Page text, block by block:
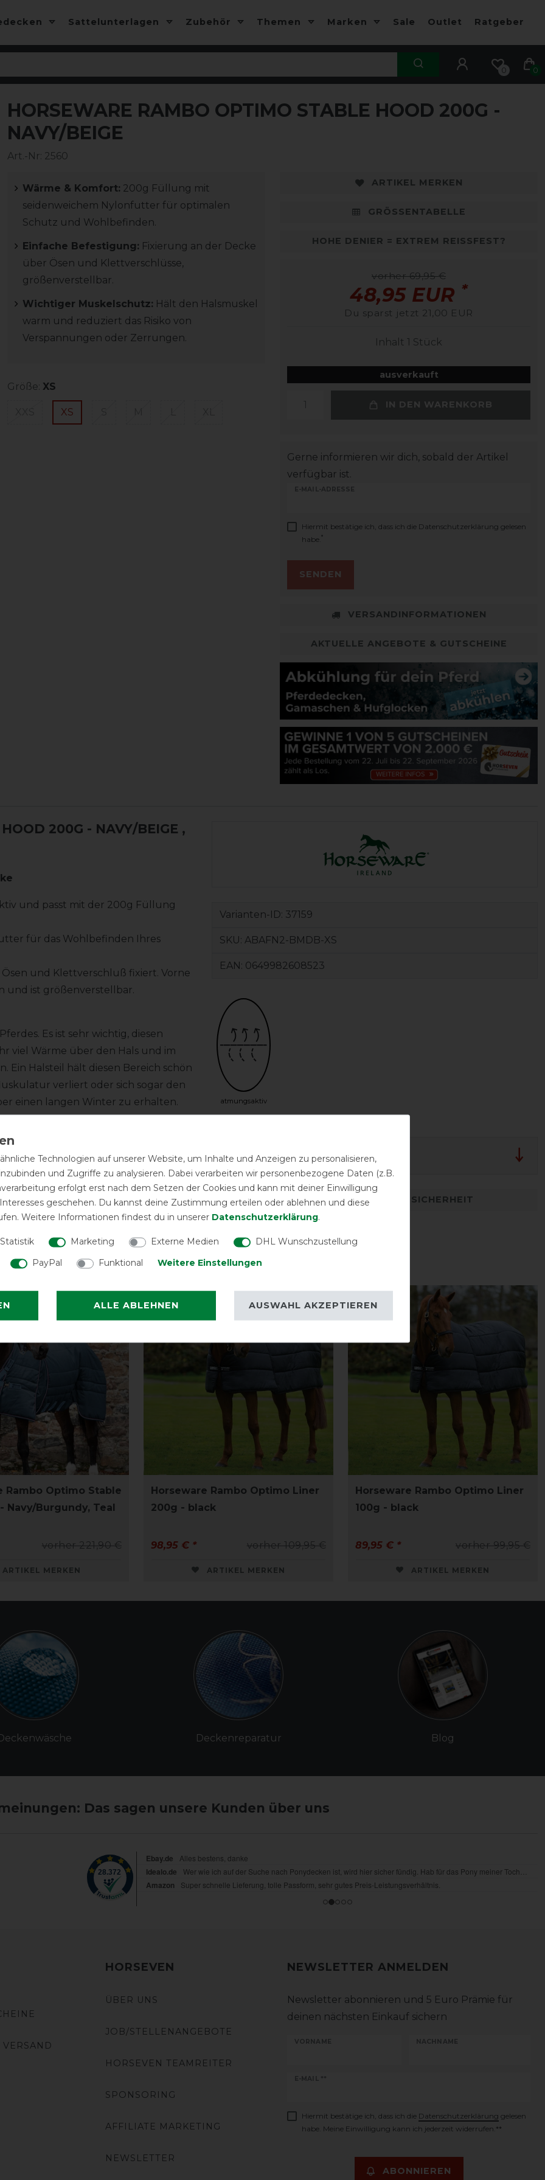
Sattelunterlagen Zubehör Themen Marken Sale Outlet Ratgeber
0 0
HORSEWARE RAMBO OPTIMO STABLE HOOD 200G -
NAVY/BEIGE
Art.-Nr: 2560
Wärme & Komfort: 200g Füllung mit
seidenweichem Nylonfutter für optimalen
Schutz und Wohlbefinden.
Einfache Befestigung: Fixierung an der Decke
über Ösen und Klettverschlüsse,
größenverstellbar.
Wichtiger Muskelschutz: Hält den Halsmuskel
warm und reduziert das Risiko von
Verspannungen oder Zerrungen.
Größe: XS
XS
ARTIKEL MERKEN
GRÖSSENTABELLE
HOHE DENIER = EXTREM REISSFEST?
vorher 69,95 €
48,95 EUR *
Du sparst jetzt 21,00 EUR
Inhalt 1 Stück
ausverkauft
IN DEN WARENKORB
Gerne informieren wir dich, sobald der Artikel
verfügbar ist.
E-MAIL-ADRESSE
Hiermit bestätige ich, dass ich die Daten­schutz­erklärung gelesen
habe. *
SENDEN
VERSANDINFORMATIONEN
AKTUELLE ANGEBOTE & GUTSCHEINE
200G - NAVY/BEIGE ,
und passt mit der 200g Füllung
für das Wohlbefinden Ihres
und Klettverschluß fixiert. Vorne
und ist größenverstellbar.
Es ist sehr wichtig, diesen
viel Wärme über den Hals und im
Ein Halsteil hält diesen Bereich schön
verliert oder sich sogar den
einen langen Winter zu erhalten.
Varianten-ID: 37159
SKU: ABAFN2-BMDB-XS
EAN: 0649982608523
atmungsaktiv
Herstellergarantie
DETAILS ZUR PRODUKTSICHERHEIT
Rambo Optimo Stable
Navy/Burgundy, Teal
vorher 221,90 €
ARTIKEL MERKEN
Horseware Rambo Optimo Liner
200g - black
vorher 109,95 €
98,95 € *
ARTIKEL MERKEN
Horseware Rambo Optimo Liner
100g - black
vorher 99,95 €
89,95 € *
ARTIKEL MERKEN
Deckenreparatur Blog
Das sagen unsere Kunden über uns
HORSEVEN
ÜBER UNS
JOB/STELLENANGEBOTE
HORSEVEN TEAMREITER
SPONSORING
AFFILIATE MARKETING
NEWSLETTER
NEWSLETTER ANMELDEN
Newsletter abonnieren und 5 Euro Prämie für
deinen nächsten Einkauf sichern
VORNAME NACHNAME
E-MAIL **
Newsletter
Hiermit bestätige ich, dass ich die Daten­schutz­erklärung gelesen
habe. Meine Einwilligung kann ich jederzeit widerrufen.**
ABONNIEREN
Technologien auf unserer Website, um Inhalte und Anzeigen zu personalisieren,
und Zugriffe zu analysieren. Dabei verarbeiten wir personenbezogene Daten (z.B.
erfolgt erst nach dem Setzen der Cookies und kann mit deiner Einwilligung
geschehen. Du kannst deine Zustimmung erteilen oder ablehnen und diese
Weitere Informationen findest du in unserer Daten­schutz­erklärung.
Statistik Marketing Externe Medien
DHL Wunschzustellung
PayPal
Funktional Weitere Einstellungen
ALLE ABLEHNEN AUSWAHL AKZEPTIEREN